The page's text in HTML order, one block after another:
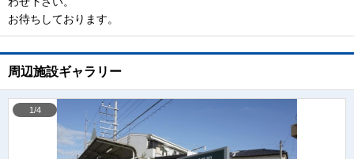
お待ちしております。
周辺施設ギャラリー
1/4